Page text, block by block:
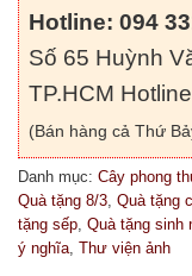
Hotline: 094
Số 65 Huỳnh
TP.HCM
(Bán hàng cả Thứ
Danh mục: Cây phong
Quà tặng 8/3 Quà tặng
tặng sếp Quà tặng sinh
ý nghĩa Thư viện ảnh